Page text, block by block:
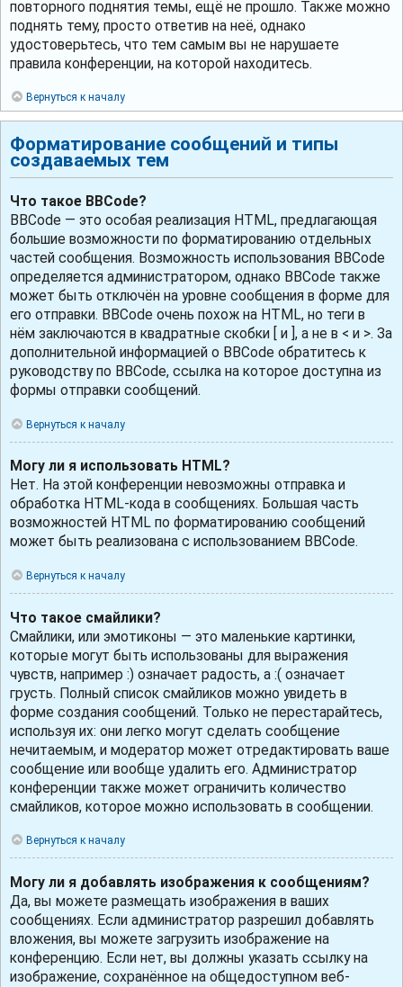
повторного поднятия темы, ещё не прошло. Также можно
поднять тему, просто ответив на неё, однако
удостоверьтесь, что тем самым вы не нарушаете
правила конференции, на которой находитесь.
Вернуться к началу
Форматирование сообщений и типы
создаваемых тем
Что такое BBCode?
BBCode — это особая реализация HTML, предлагающая
большие возможности по форматированию отдельных
частей сообщения. Возможность использования BBCode
определяется администратором, однако BBCode также
может быть отключён на уровне сообщения в форме для
его отправки. BBCode очень похож на HTML, но теги в
нём заключаются в квадратные скобки [ и ], а не в < и >. За
дополнительной информацией о BBCode обратитесь к
руководству по BBCode, ссылка на которое доступна из
формы отправки сообщений.
Вернуться к началу
Могу ли я использовать HTML?
Нет. На этой конференции невозможны отправка и
обработка HTML-кода в сообщениях. Большая часть
возможностей HTML по форматированию сообщений
может быть реализована с использованием BBCode.
Вернуться к началу
Что такое смайлики?
Смайлики, или эмотиконы — это маленькие картинки,
которые могут быть использованы для выражения
чувств, например :) означает радость, а :( означает
грусть. Полный список смайликов можно увидеть в
форме создания сообщений. Только не перестарайтесь,
используя их: они легко могут сделать сообщение
нечитаемым, и модератор может отредактировать ваше
сообщение или вообще удалить его. Администратор
конференции также может ограничить количество
смайликов, которое можно использовать в сообщении.
Вернуться к началу
Могу ли я добавлять изображения к сообщениям?
Да, вы можете размещать изображения в ваших
сообщениях. Если администратор разрешил добавлять
вложения, вы можете загрузить изображение на
конференцию. Если нет, вы должны указать ссылку на
изображение, сохранённое на общедоступном веб-